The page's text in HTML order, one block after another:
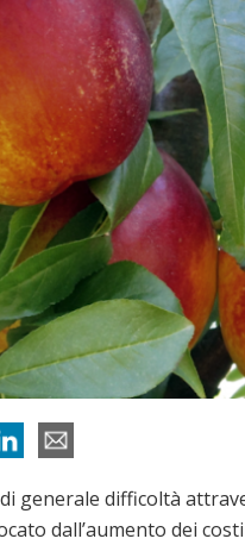
generale difficoltà
dall’aumento dei